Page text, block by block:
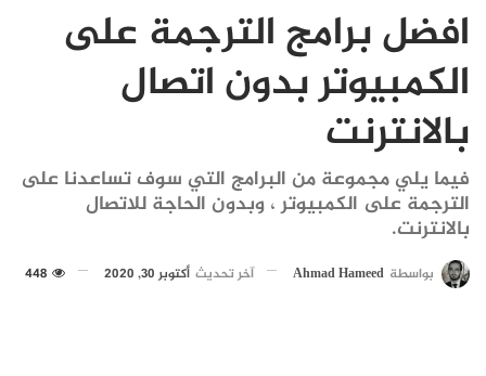
افضل برامج الترجمة على
الكمبيوتر بدون اتصال
بالانترنت
فيما يلي مجموعة من البرامج التي سوف تساعدنا على
الترجمة على الكمبيوتر ، وبدون الحاجة للاتصال
بالانترنت.
بواسطة Ahmad Hameed آخر تحديث أكتوبر 30, 2020